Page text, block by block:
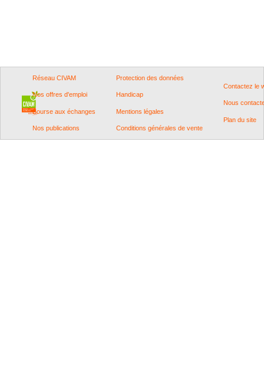
Réseau CIVAM
Nos offres d'emploi
Bourse aux échanges
Nos publications
Protection des données
Handicap
Mentions légales
Conditions générales de vente
Contactez le
Nous
Plan du site